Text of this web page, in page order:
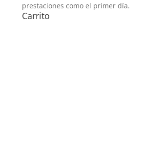
prestaciones como el primer día.
Carrito